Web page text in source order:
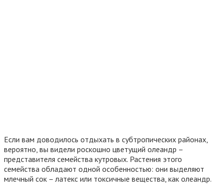
Если вам доводилось отдыхать в субтропических районах,
вероятно, вы видели роскошно цветущий олеандр –
представителя семейства кутровых. Растения этого
семейства обладают одной особенностью: они выделяют
млечный сок – латекс или токсичные вещества, как олеандр.